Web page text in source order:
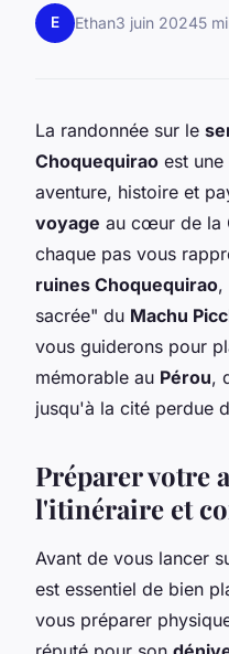
E Ethan3 juin 20245
La randonnée sur le
Choquequirao est
aventure, histoire et
voyage au cœur de la
chaque pas vous
ruines Choquequirao,
sacrée" du Machu
vous guiderons pour
mémorable au Pérou,
jusqu'à la cité perdue
Préparer votre
l'itinéraire et
Avant de vous lancer
est essentiel de bien
vous préparer